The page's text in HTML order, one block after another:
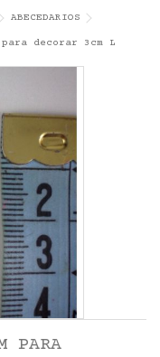
ABECEDARIOS
decorar 3cm L
PARA